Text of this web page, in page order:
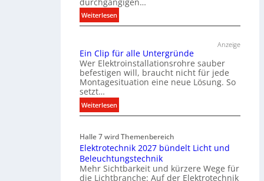
Weiterlesen:
T
r
k
o
m
u
n
k
a
t
i
Anzeige
Ein Clip für alle Untergründe
Wer Elektroinstallationsrohre sauber
befestigen will, braucht nicht für jede
Montagesituation eine neue Lösung. So
setzt…
Weiterlesen:
E
n
C
l
i
Halle 7 wird Themenbereich
Elektrotechnik 2027 bündelt Licht und
Beleuchtungstechnik
Mehr Sichtbarkeit und kürzere Wege für
die Lichtbranche: Auf der Elektrotechnik